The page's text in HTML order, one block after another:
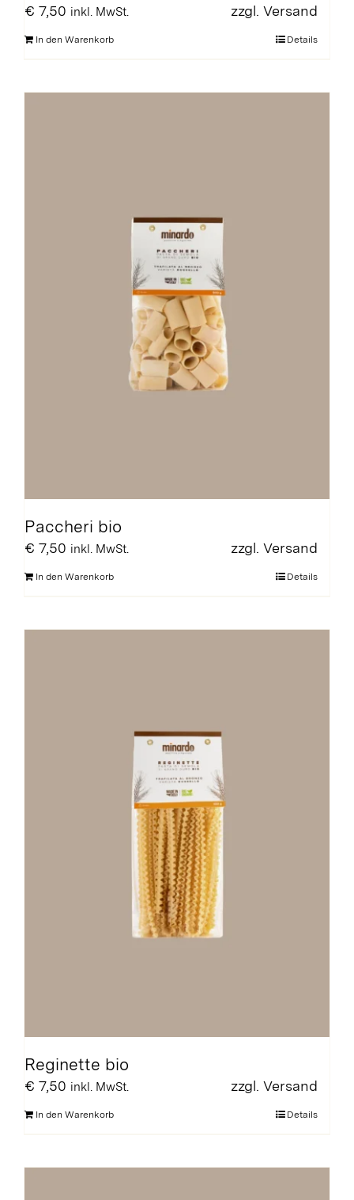
€ 7,50 inkl. MwSt. zzgl. Versand
In den Warenkorb Details
Paccheri bio
€ 7,50 inkl. MwSt. zzgl. Versand
In den Warenkorb Details
Reginette bio
€ 7,50 inkl. MwSt. zzgl. Versand
In den Warenkorb Details